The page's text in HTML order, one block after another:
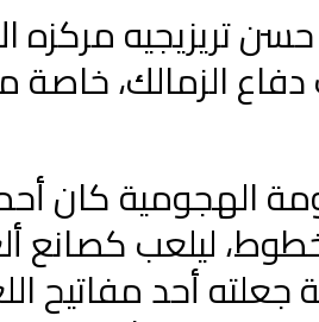
تريزيجيه مركزه
دفاع الزمالك،
الهجومية كان
ليلعب كصانع
جعلته أحد